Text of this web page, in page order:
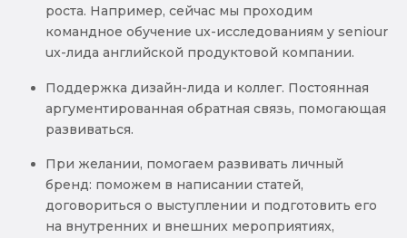
роста. Например, сейчас мы проходим
командное обучение ux-исследованиям у seniour
ux-лида английской продуктовой компании.
Поддержка дизайн-лида и коллег. Постоянная
аргументированная обратная связь, помогающая
развиваться.
При желании, помогаем развивать личный
бренд: поможем в написании статей,
договориться о выступлении и подготовить его
на внутренних и внешних мероприятиях,